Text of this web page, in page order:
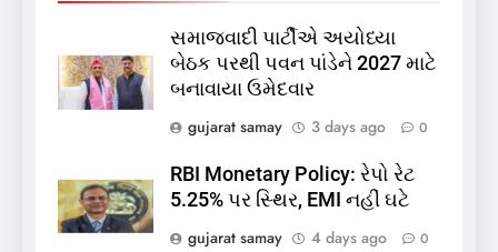
સમાજવાદી પાર્ટીએ અયોધ્યા
બેઠક પરથી પવન પાંડેને 2027 માટે
બનાવાયા ઉમેદવાર
gujarat samay
3 days ago 0
RBI Monetary Policy: રેપો રેટ
5.25% પર સ્થિર, EMI નહીં ઘટે
gujarat samay
4 days ago 0
કોડીનારના છારા દરિયાકાંઠે પાંચ
કિશોરો ડૂબ્યા, 3નો બચાવ, 2
લાપતા
GUJARAT TOP NEWS
6
પાસપોર્ટ વેરિફિકેશન માટે હવે
પોલીસ સ્ટેશનના ધક્કામાંથી